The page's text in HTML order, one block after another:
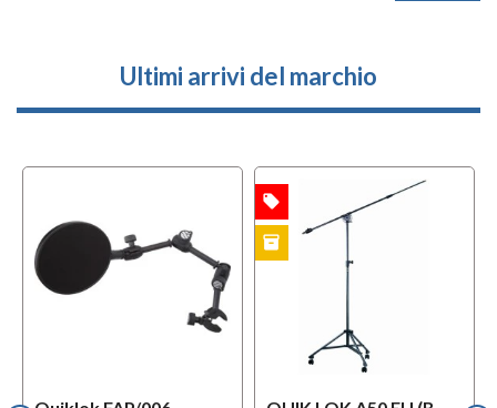
Ultimi arrivi del marchio
local_offer
B-STOCK inventory